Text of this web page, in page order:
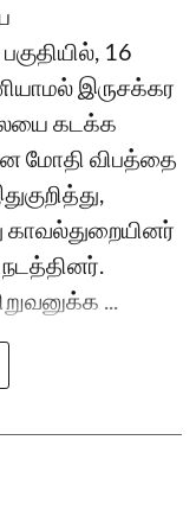
16
இருசக்கர
கடக்க
மோதி விபத்தை
...